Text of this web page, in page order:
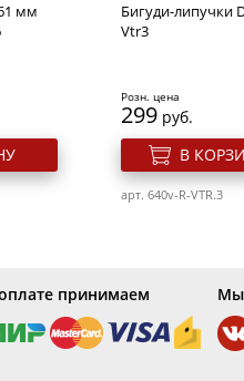
мм
Бигуди-липучки
Vtr3
Розн. цена
299 руб.
В
арт. 640v-R-VTR.3
принимаем Мы